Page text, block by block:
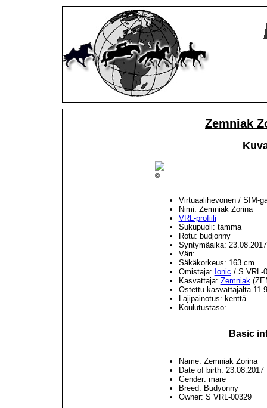
Zemniak
©
Virtuaalihevonen / SIM-
Nimi: Zemniak Zorina
VRL-profiili
Sukupuoli: tamma
Rotu: budjonny
Syntymäaika:
Väri:
Säkäkorkeus: 163 cm
Omistaja: Ionic / S VRL-
Kasvattaja: Zemniak
Ostettu kasvattajalta
Lajipainotus: kenttä
Koulutustaso:
Basic
Name: Zemniak Zorina
Date of birth: 23.08.2017
Gender: mare
Breed: Budyonny
Owner: S VRL-00329